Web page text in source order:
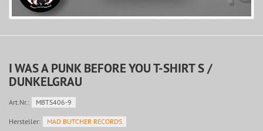
I WAS A PUNK BEFORE YOU T-SHIRT S /
DUNKELGRAU
Art.Nr.: MBTS406-9
Hersteller: MAD BUTCHER RECORDS